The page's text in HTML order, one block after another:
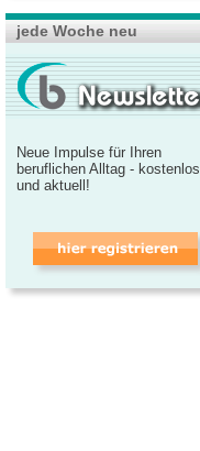
jede Woche neu
Neue Impulse für Ihren
beruflichen Alltag - kostenlos
und aktuell!